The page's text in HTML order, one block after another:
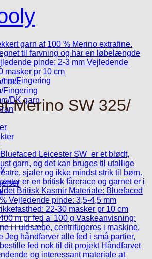
Lace
Fingering
DK garn
Fingering
Merino SW 325/